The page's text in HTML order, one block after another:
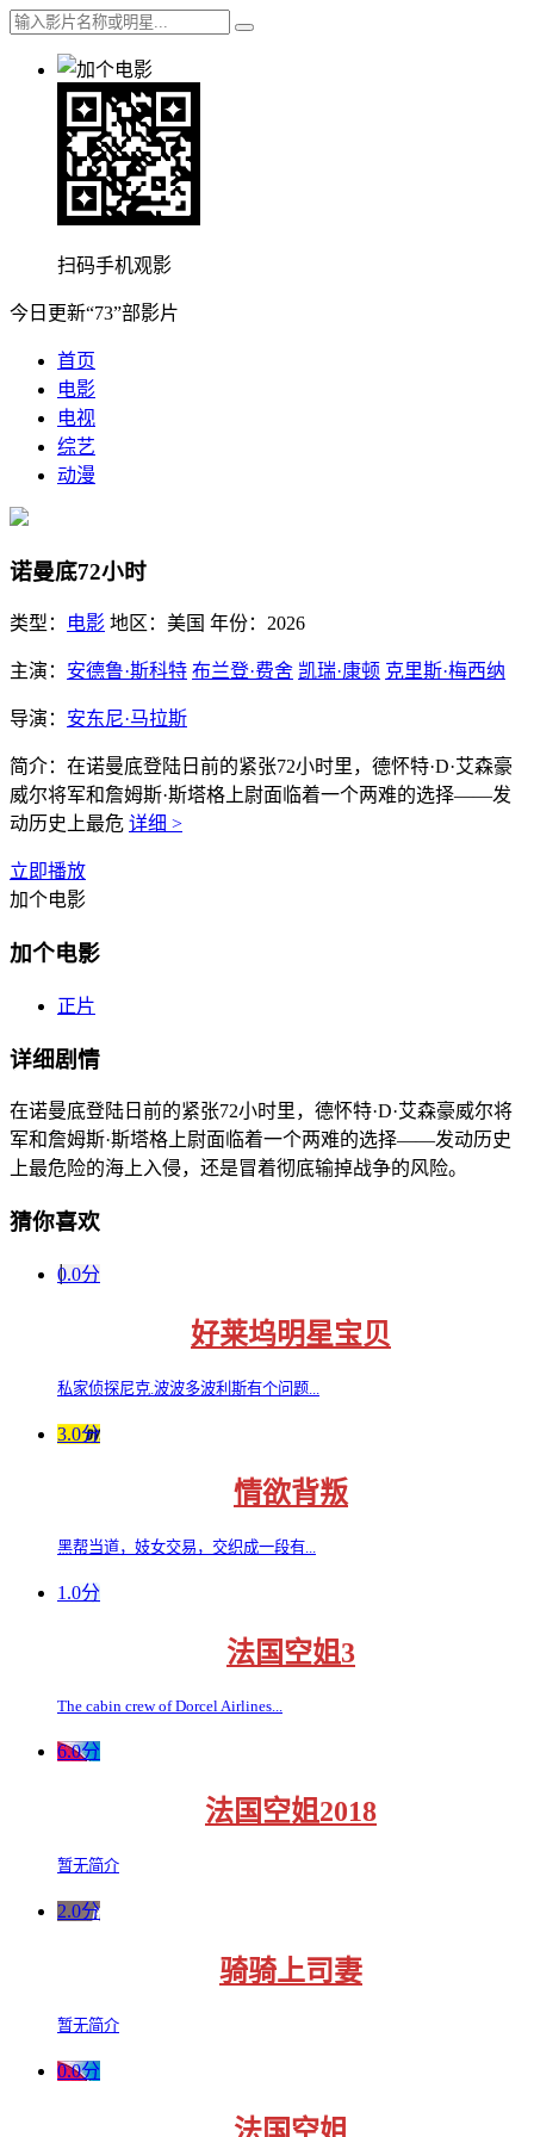
扫码手机观影
今日更新“73”部影片
首页
电影
电视
综艺
动漫
诺曼底72小时
类型： 电影 地区： 美国 年份： 2026
主演： 安德鲁·斯科特 布兰登·费舍 凯瑞·康顿 克里斯·梅西纳
导演： 安东尼·马拉斯
简介： 在诺曼底登陆日前的紧张72小时里，德怀特·D·艾森豪
威尔将军和詹姆斯·斯塔格上尉面临着一个两难的选择——发
动历史上最危 详细 >
立即播放
加个电影
加个电影
正片
详细剧情
在诺曼底登陆日前的紧张72小时里，德怀特·D·艾森豪威尔将
军和詹姆斯·斯塔格上尉面临着一个两难的选择——发动历史
上最危险的海上入侵，还是冒着彻底输掉战争的风险。
猜你喜欢
0.0分
好莱坞明星宝贝
私家侦探尼克.波波多波利斯有个问题...
3.0分
情欲背叛
黑帮当道，妓女交易，交织成一段有...
1.0分
法国空姐3
The cabin crew of Dorcel Airlines...
6.0分
法国空姐2018
暂无简介
2.0分
骑骑上司妻
暂无简介
0.0分
法国空姐